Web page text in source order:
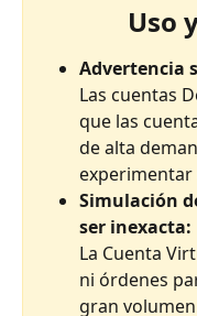
Uso
Advertencia
Las cuentas
que las
de alta
Simulación
ser inexacta:
La Cuenta
ni órdenes
gran